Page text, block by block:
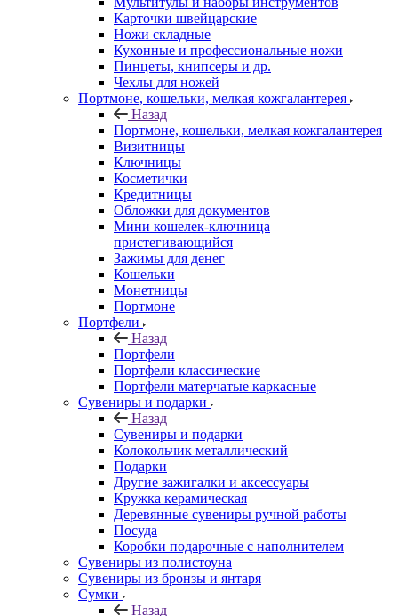
Карточки швейцарские
Ножи складные
Кухонные и профессиональные ножи
Пинцеты, книпсеры и др.
Чехлы для ножей
Портмоне, кошельки, мелкая кожгалантерея
Назад
Портмоне, кошельки, мелкая кожгалантерея
Визитницы
Ключницы
Косметички
Кредитницы
Обложки для документов
Мини кошелек-ключница
пристегивающийся
Зажимы для денег
Кошельки
Монетницы
Портмоне
Портфели
Назад
Портфели
Портфели классические
Портфели матерчатые каркасные
Сувениры и подарки
Назад
Сувениры и подарки
Колокольчик металлический
Подарки
Другие зажигалки и аксессуары
Кружка керамическая
Деревянные сувениры ручной работы
Посуда
Коробки подарочные с наполнителем
Сувениры из полистоуна
Сувениры из бронзы и янтаря
Сумки
Назад